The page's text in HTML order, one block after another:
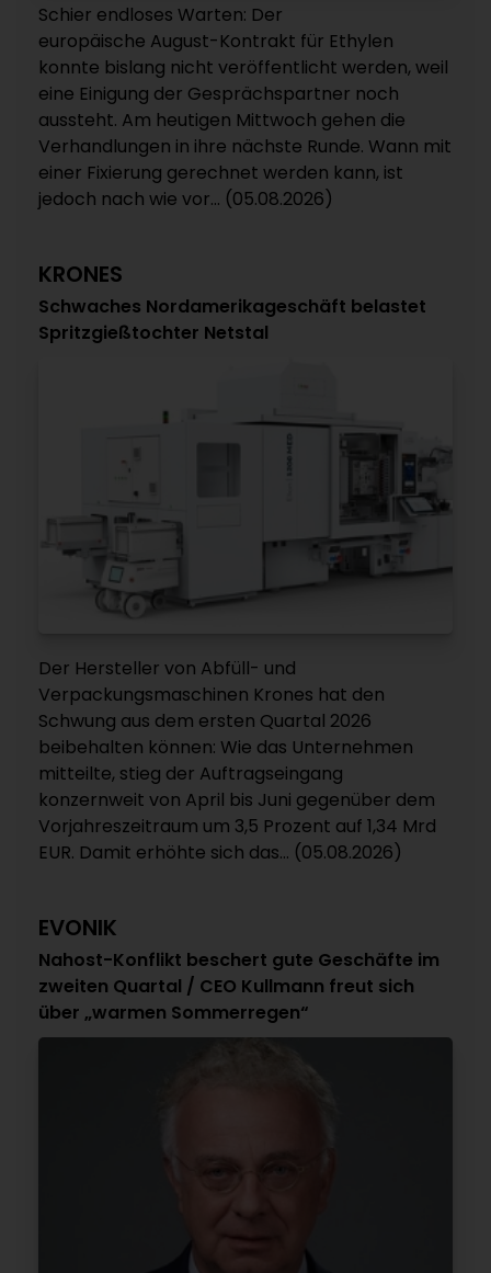
Schier endloses Warten: Der
europäische August-Kontrakt für Ethylen
konnte bislang nicht veröffentlicht werden, weil
eine Einigung der Gesprächspartner noch
aussteht. Am heutigen Mittwoch gehen die
Verhandlungen in ihre nächste Runde. Wann mit
einer Fixierung gerechnet werden kann, ist
jedoch nach wie vor... (05.08.2026)
KRONES
Schwaches Nordamerikageschäft belastet
Spritzgießtochter Netstal
Der Hersteller von Abfüll- und
Verpackungsmaschinen Krones hat den
Schwung aus dem ersten Quartal 2026
beibehalten können: Wie das Unternehmen
mitteilte, stieg der Auftragseingang
konzernweit von April bis Juni gegenüber dem
Vorjahreszeitraum um 3,5 Prozent auf 1,34 Mrd
EUR. Damit erhöhte sich das... (05.08.2026)
EVONIK
Nahost-Konflikt beschert gute Geschäfte im
zweiten Quartal / CEO Kullmann freut sich
über „warmen Sommerregen“